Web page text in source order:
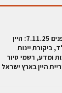
שמענו בין הגפנים 7.11.25: היין
ביקורת יינות
תרבות ומדע, רשמי סיור
היין בארץ ישראל